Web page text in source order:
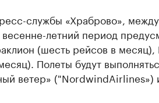
службы «Храброво»,
летний период
(шесть рейсов в
Полеты будут
ветер» ("NordwindAirlines»)